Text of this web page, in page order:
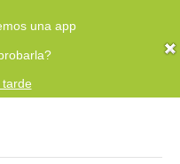
una app
tarde